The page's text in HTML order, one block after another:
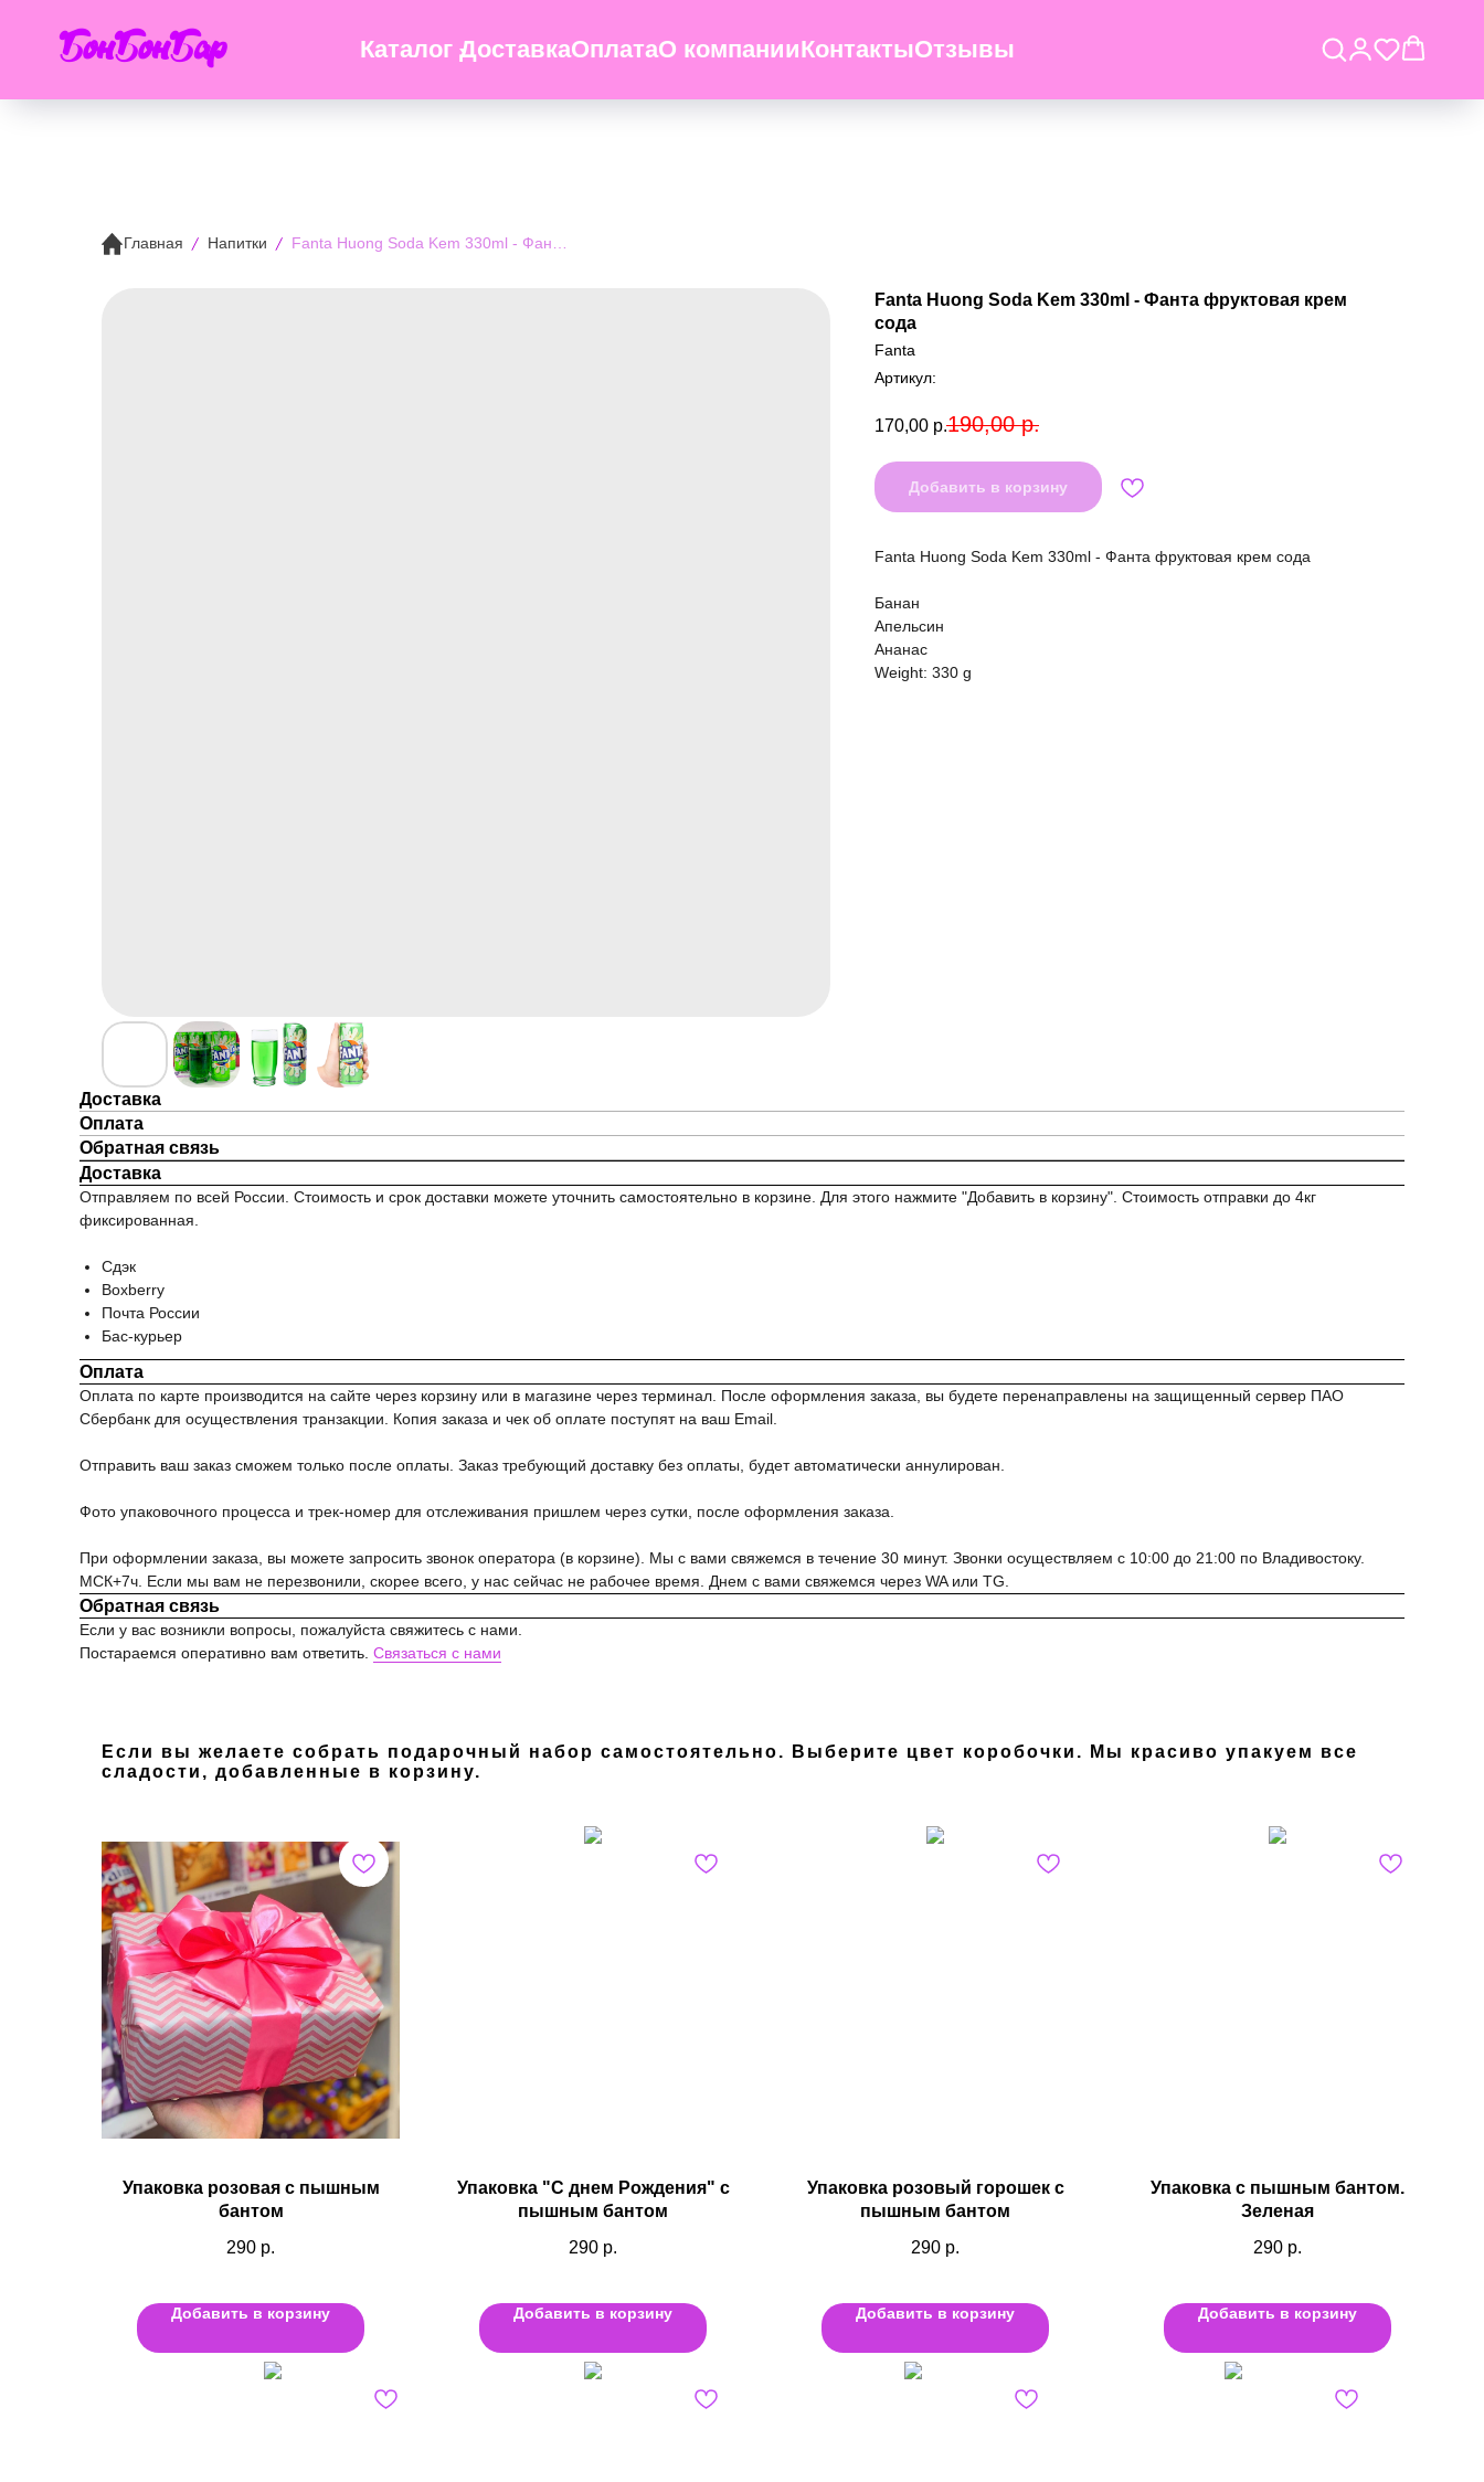
БонБонБар Каталог ДоставкаОплатаО компанииКонтактыОтзывы
Главная Напитки
Fanta Huong Soda Kem 330ml - Фанта фруктовая крем
сода
Fanta
Артикул:
170,00 р.190,00 р.
Добавить в корзину
Fanta Huong Soda Kem 330ml - Фанта фруктовая крем сода
Банан
Апельсин
Ананас
Weight: 330 g
Доставка
Оплата
Обратная связь
Доставка
Отправляем по всей России. Стоимость и срок доставки можете уточнить самостоятельно в корзине. Для этого нажмите "Добавить в корзину". Стоимость отправки до 4кг
фиксированная.
Сдэк
Boxberry
Почта России
Бас-курьер
Оплата
Оплата по карте производится на сайте через корзину или в магазине через терминал. После оформления заказа, вы будете перенаправлены на защищенный сервер ПАО
Сбербанк для осуществления транзакции. Копия заказа и чек об оплате поступят на ваш Email.
Отправить ваш заказ сможем только после оплаты. Заказ требующий доставку без оплаты, будет автоматически аннулирован.
Фото упаковочного процесса и трек-номер для отслеживания пришлем через сутки, после оформления заказа.
При оформлении заказа, вы можете запросить звонок оператора (в корзине). Мы с вами свяжемся в течение 30 минут. Звонки осуществляем с 10:00 до 21:00 по Владивостоку.
МСК+7ч. Если мы вам не перезвонили, скорее всего, у нас сейчас не рабочее время. Днем с вами свяжемся через WA или TG.
Обратная связь
Если у вас возникли вопросы, пожалуйста свяжитесь с нами.
Постараемся оперативно вам ответить. Связаться с нами
Если вы желаете собрать подарочный набор самостоятельно. Выберите цвет коробочки. Мы красиво упакуем все
сладости, добавленные в корзину.
Упаковка розовая с пышным
бантом
290 р.
Добавить в корзину
Упаковка "С днем Рождения" с
пышным бантом
290 р.
Добавить в корзину
Упаковка розовый горошек с
пышным бантом
290 р.
Добавить в корзину
Упаковка с пышным бантом.
Зеленая
290 р.
Добавить в корзину